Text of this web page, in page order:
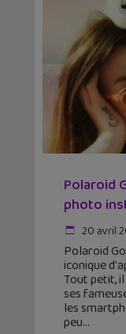
Polaroid
photo
20 avril
Polaroid
iconique
Tout petit,
ses
les
peu